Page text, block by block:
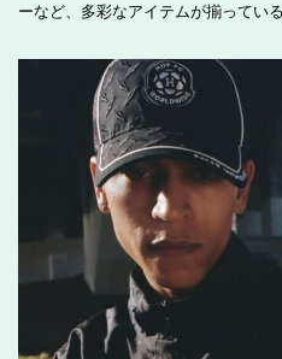
ーなど、多彩なアイテムが揃っている